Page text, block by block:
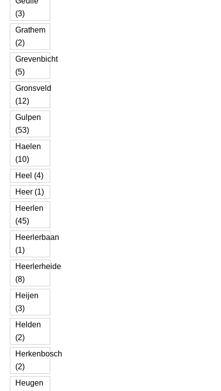
(3)
Grathem
(2)
Grevenbicht
(5)
Gronsveld
(12)
Gulpen
(53)
Haelen
(10)
Heel (4)
Heer (1)
Heerlen
(45)
Heerlerbaan
(1)
Heerlerheide
(8)
Heijen
(3)
Helden
(2)
Herkenbosch
(2)
Heugen